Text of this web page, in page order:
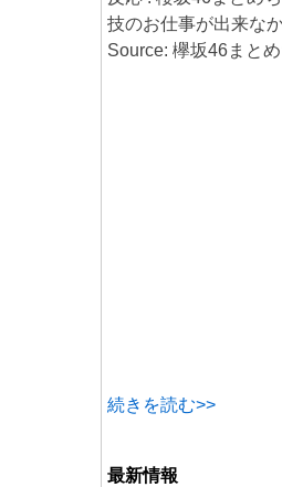
技のお仕事が出来な
Source: 欅坂46まと
続きを読む>>
最新情報